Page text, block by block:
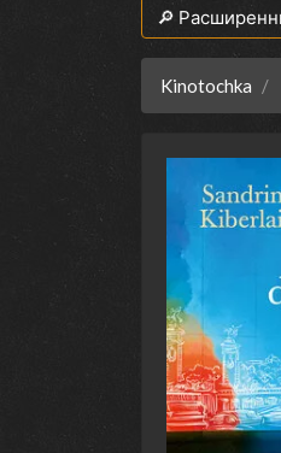
🔎
Kinotochka